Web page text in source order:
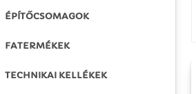
ÉPÍTŐCSOMAGOK
FATERMÉKEK
TECHNIKAI KELLÉKEK